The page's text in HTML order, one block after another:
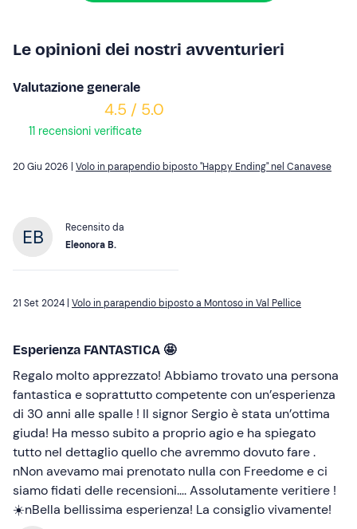
Le opinioni dei nostri avventurieri
Valutazione generale
4.5 / 5.0
11 recensioni verificate
20 Giu 2026 | Volo in parapendio biposto "Happy Ending" nel Canavese
Recensito da
Eleonora B.
21 Set 2024 | Volo in parapendio biposto a Montoso in Val Pellice
Esperienza FANTASTICA 🤩
Regalo molto apprezzato! Abbiamo trovato una persona
fantastica e soprattutto competente con un’esperienza
di 30 anni alle spalle ! Il signor Sergio è stata un’ottima
giuda! Ha messo subito a proprio agio e ha spiegato
tutto nel dettaglio quello che avremmo dovuto fare .
nNon avevamo mai prenotato nulla con Freedome e ci
siamo fidati delle recensioni…. Assolutamente veritiere !
☀️nBella bellissima esperienza! La consiglio vivamente!